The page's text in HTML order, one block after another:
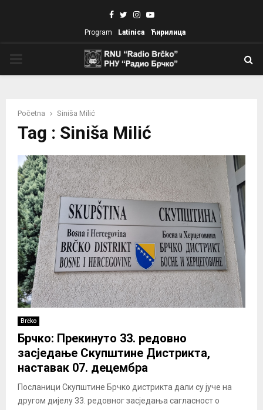
Facebook
TwitterInstagram
Youtube
Program Latinica Ћирилица
Početna Siniša Milić
Tag : Siniša Milić
Brčko
Брчко: Прекинуто 33. редовно
засједање Скупштине Дистрикта,
наставак 07. децембра
Посланици Скупштине Брчко дистрикта дали су јуче на
другом дијелу 33. редовног засједања сагласност о